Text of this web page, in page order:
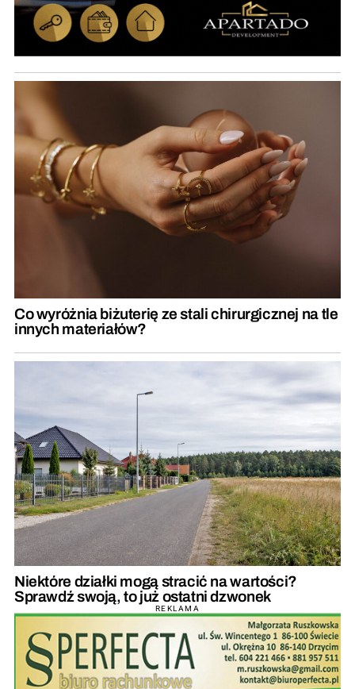
Co wyróżnia biżuterię ze stali chirurgicznej na tle
innych materiałów?
Niektóre działki mogą stracić na wartości?
Sprawdź swoją, to już ostatni dzwonek
REKLAMA